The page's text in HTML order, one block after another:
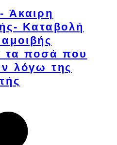
Άκαιρη
Καταβολή
τα ποσά που
λόγω της